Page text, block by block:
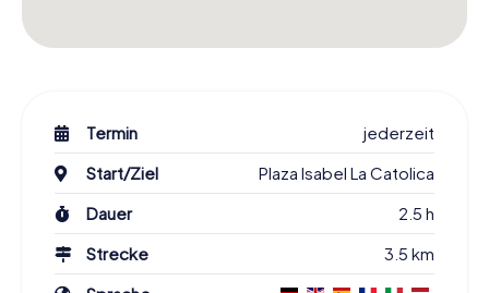
Termin
jederzeit
Start/Ziel
Plaza Isabel La Catolica
Dauer
2.5 h
Strecke
3.5 km